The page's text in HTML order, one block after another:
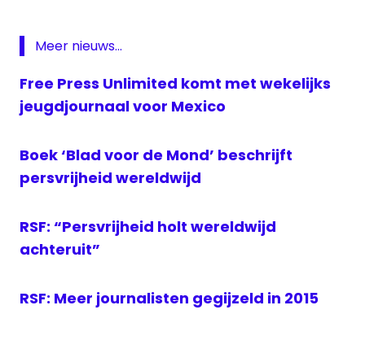
pic.twitter.com/gp6KJb9D6f
— Free Press Unlimited (@freepressunltd)
May 2, 2018
Persvrijheid
World
Freedom
day
Meer nieuws...
Free Press Unlimited komt met wekelijks
jeugdjournaal voor Mexico
Boek ‘Blad voor de Mond’ beschrijft
persvrijheid wereldwijd
RSF: “Persvrijheid holt wereldwijd
achteruit”
RSF: Meer journalisten gegijzeld in 2015